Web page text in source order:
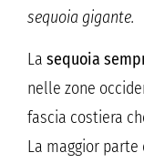
sequoia gigante.
La sequoia
nelle zone
fascia costiera
La maggior